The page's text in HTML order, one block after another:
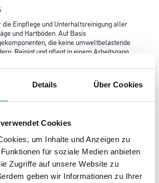
Details Über Cookies
Cookies
um Inhalte und Anzeigen zu
für soziale Medien anbieten
Zugriffe auf unsere Website zu
geben wir Informationen zu Ihrer
Einpflege und Unterhaltsreinigung aller
und Hartböden. Auf Basis
die keine umweltbelastende
Reinigt und pflegt in einem Arbeitsgang.
Empfohlen auch zur Einpflege von
Schmutzbindung, auch bei fetthaltigen
seidenmatt, antistatisch.